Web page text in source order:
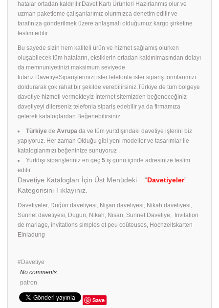
hatalar ortadan kaldırılır.Davet Kartı Ürünleri Hazırlanmış olur ve
uzman paketleme çalışanlarımız olurımızca denetim edilir ve
tarafınıza gönderilmek üzere anlaşmalı olduğumuz kargo şirketine
teslim edilir.
Bu sayede sizin hem kaliteli ürün ve hizmet sağlamış olurken
oluşabilecek tüm hataların, eksiklerin ortadan kaldırılmasından dolayı
da memnuniyetinizi maksimum seviyede
tutarız.DavetiyeSiparişlerinizi ister telefonla ister sipariş formlarımızı
doldurarak çok rahat bir şekilde verebilirsiniz.Türkiye de tüm bölgeye
davetiye hizmeti vermekteyiz İnternet sitemizden beğeneceğiniz
davetiyeyi dilerseniz telefonla sipariş edebilir ya da firmamıza
gelerek kataloglardan Beğenebilirsiniz.
Türkiye de Avrupa da ve tüm yurtdışındaki davetiye işlerini biz
yapıyoruz. Her zaman Olduğu gibi yeni modeller ve tasarımlar ile
kataloglarımızı beğeninize sunuyoruz .
Yurtdışı siparişleriniz en geç 5 iş günü içinde adresinize teslim
edilir
Davetiye Katalogları İçin Üst Menüdeki “Davetiyeler”
Kategorisini Tıklayınız.
Davetiyeler, Düğün davetiyesi, Nişan davetiyesi, Nikah davetiyesi,
Sünnet davetiyesi, Dugun, Nikah, Nisan, Sunnet Davetiye, Invitation
de mariage, invitations simples et peu coûteuses, Hochzeitskarten
Einladung
Davetiye
No comments
patron
Save